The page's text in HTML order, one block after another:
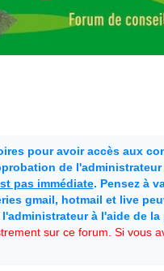
pour avoir accès aux
de
pas immédiate. Pensez à
gmail, hotmail et live
l'administrateur à l'aide de
sur ce forum. Si